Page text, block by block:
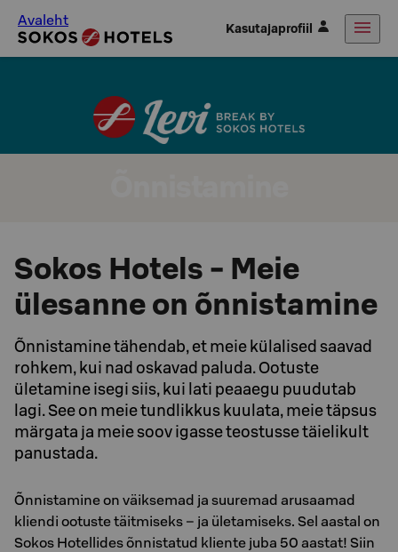
Avaleht Kasutajaprofiil
Sokos Hotels - Meie
ülesanne on õnnistamine
Õnnistamine tähendab, et meie külalised saavad
rohkem, kui nad oskavad paluda. Ootuste
ületamine isegi siis, kui lati peaaegu puudutab
lagi. See on meie tundlikkus kuulata, meie täpsus
märgata ja meie soov igasse teostusse täielikult
panustada.
Õnnistamine on väiksemad ja suuremad arusaamad
kliendi ootuste täitmiseks – ja ületamiseks. Sel aastal on
Sokos Hotellides õnnistatud kliente juba 50 aastat! Siin